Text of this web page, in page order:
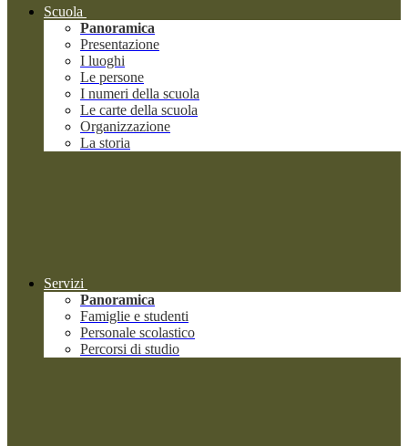
Scuola
Panoramica
Presentazione
I luoghi
Le persone
I numeri della scuola
Le carte della scuola
Organizzazione
La storia
Servizi
Panoramica
Famiglie e studenti
Personale scolastico
Percorsi di studio